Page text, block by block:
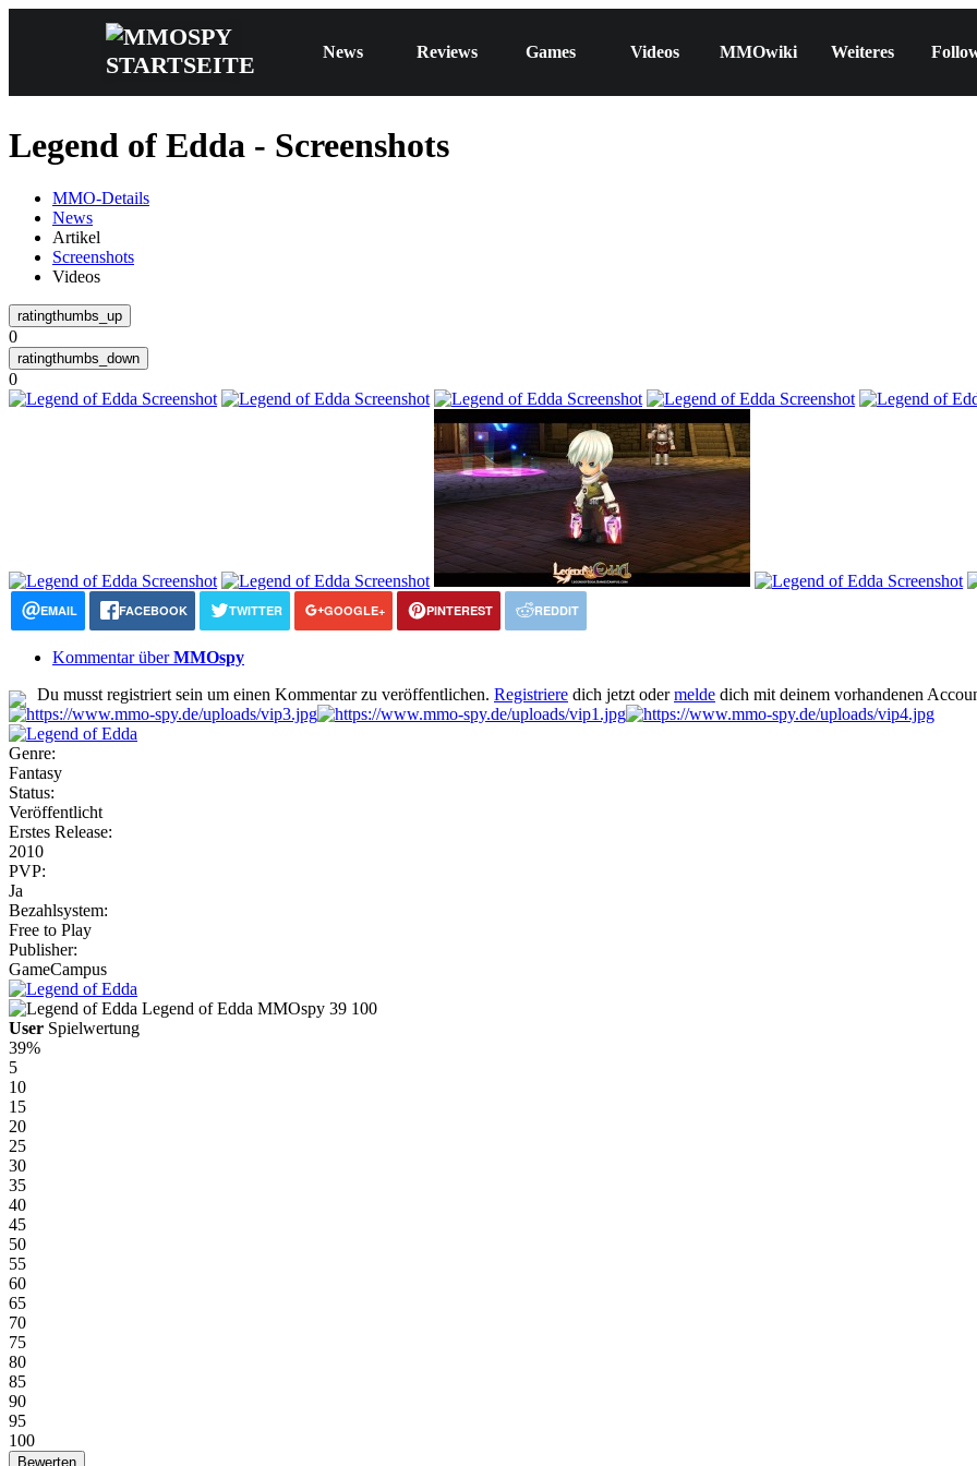
News Reviews Games Videos MMOwiki Weiteres
Legend of Edda - Screenshots
MMO-Details
News
Artikel
Screenshots
Videos
0
0
EMAIL FACEBOOK TWITTER GOOGLE+ PINTEREST REDDIT
Kommentar überMMOspy
Du musst registriert sein um einen Kommentar zu veröffentlichen. Registriere dich jetzt odermelde dich mit deinem vorhandenen
Genre:
Fantasy
Status:
Veröffentlicht
Erstes Release:
2010
PVP:
Ja
Bezahlsystem:
Free to Play
Publisher:
GameCampus
Legend of Edda MMOspy 39 100
User Spielwertung
39%
5
10
15
20
25
30
35
40
45
50
55
60
65
70
75
80
85
90
95
100